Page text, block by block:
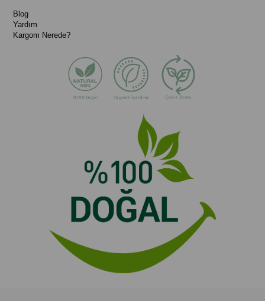
Blog
Yardım
Kargom Nerede?